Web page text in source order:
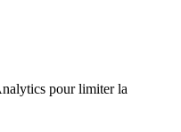
pour limiter la